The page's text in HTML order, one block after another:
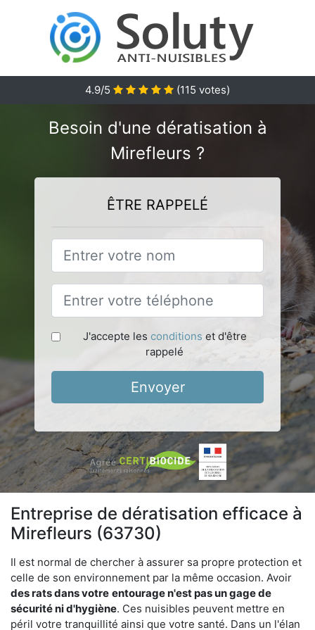
4.9/5 (115 votes)
Besoin d'une dératisation à
Mirefleurs ?
ÊTRE RAPPELÉ
J'accepte les conditions et d'être
rappelé
Envoyer
Entreprise de dératisation efficace à
Mirefleurs (63730)
Il est normal de chercher à assurer sa propre protection et
celle de son environnement par la même occasion. Avoir
des rats dans votre entourage n'est pas un gage de
sécurité ni d'hygiène. Ces nuisibles peuvent mettre en
péril votre tranquillité ainsi que votre santé. Dans un l'élan